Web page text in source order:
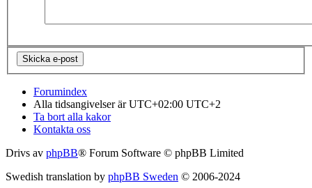
Forumindex
Alla tidsangivelser är UTC+02:00 UTC+2
Ta bort alla kakor
Kontakta oss
Drivs av phpBB® Forum Software © phpBB Limited
Swedish translation by phpBB Sweden © 2006-2024